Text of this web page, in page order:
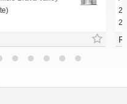
2
2 vagas
R$